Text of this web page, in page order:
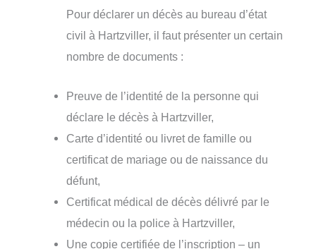
Pour déclarer un décès au bureau d’état
civil à Hartzviller, il faut présenter un certain
nombre de documents :
Preuve de l’identité de la personne qui
déclare le décès à Hartzviller,
Carte d’identité ou livret de famille ou
certificat de mariage ou de naissance du
défunt,
Certificat médical de décès délivré par le
médecin ou la police à Hartzviller,
Une copie certifiée de l’inscription – un